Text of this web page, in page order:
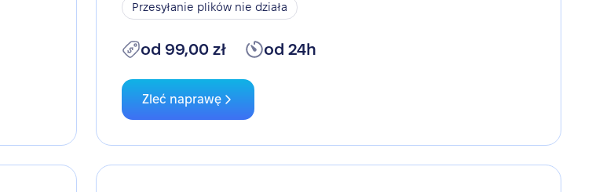
Przesyłanie plików nie działa
od 99,00 zł od 24h
Zleć naprawę